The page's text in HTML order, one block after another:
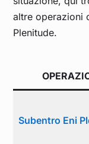
altre operazioni
Plenitude.
Subentro Eni